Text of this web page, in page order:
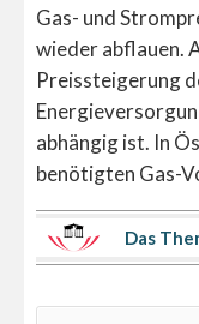
Gas- und
wieder abflauen.
Preissteigerung
abhängig ist. In
benötigten Gas-
Das